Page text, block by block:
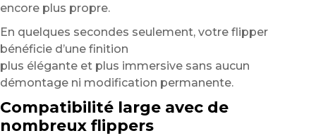
encore plus propre.
En quelques secondes seulement, votre flipper
bénéficie d’une finition
plus élégante et plus immersive sans aucun
démontage ni modification permanente.
Compatibilité large avec de
nombreux flippers